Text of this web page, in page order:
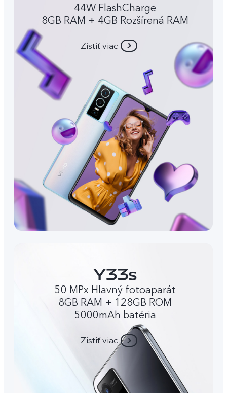
44W FlashCharge
8GB RAM + 4GB Rozšírená RAM
Zistiť viac
50 MPx Hlavný fotoaparát
8GB RAM + 128GB ROM
5000mAh batéria
Zistiť viac